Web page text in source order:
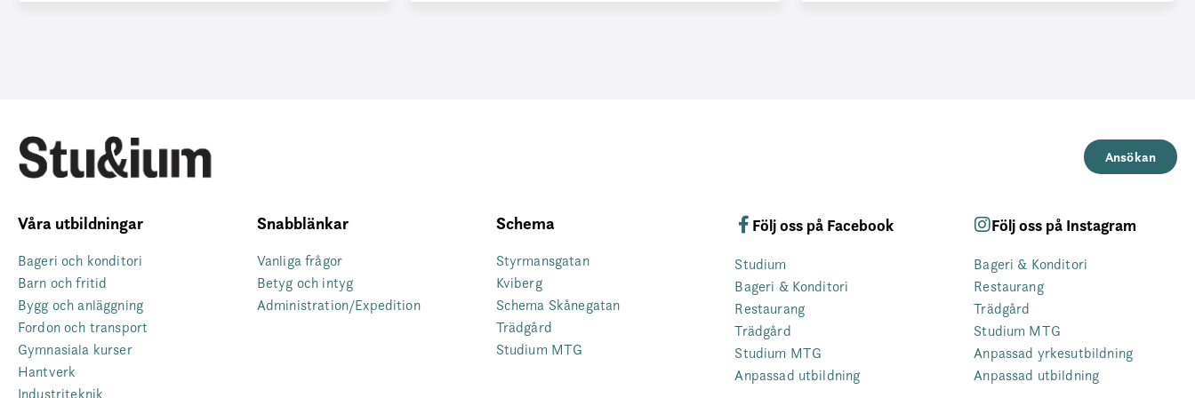
Ansökan
Våra utbildningar
Bageri och konditori
Barn och fritid
Bygg och anläggning
Fordon och transport
Gymnasiala kurser
Hantverk
Industriteknik
Snabblänkar
Vanliga frågor
Betyg och intyg
Administration/Expedition
Schema
Styrmansgatan
Kviberg
Schema Skånegatan
Trädgård
Studium MTG
Följ oss på Facebook
Studium
Bageri & Konditori
Restaurang
Trädgård
Studium MTG
Anpassad utbildning
Följ oss på Instagram
Bageri & Konditori
Restaurang
Trädgård
Studium MTG
Anpassad yrkesutbildning
Anpassad utbildning